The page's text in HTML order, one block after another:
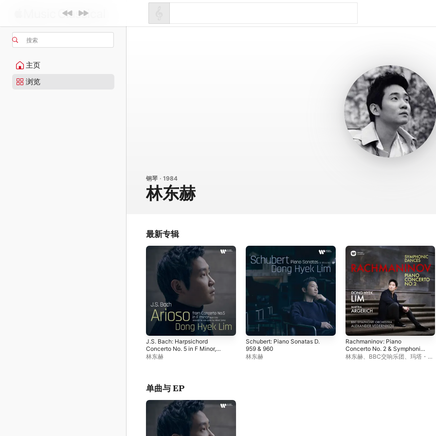
搜索
主页
浏览
钢琴 · 1984
林东赫
最新专辑
J.S. Bach: Harpsichord
Concerto No. 5 in F Minor,
BWV 1056: II. Largo (Arioso)
林东赫
Schubert: Piano Sonatas D.
959 & 960
林东赫
Rachmaninov: Piano
Concerto No. 2 & Symphonic
Dances
林东赫、 BBC交响乐团
玛塔・阿
单曲与 EP